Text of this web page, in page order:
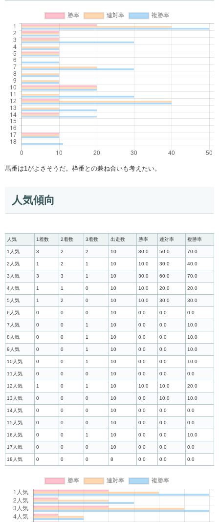
馬番は1がよさそうだ。枠番との兼ね合いも考えたい。
人気傾向
人気 1着数 2着数 3着数 出走数 勝率 連対率 複勝率
1人気 3 2 2 10 30.0 50.0 70.0
2人気 1 2 1 10 10.0 30.0 40.0
3人気 3 3 1 10 30.0 60.0 70.0
4人気 1 1 0 10 10.0 20.0 20.0
5人気 1 2 0 10 10.0 30.0 30.0
6人気 0 0 0 10 0.0 0.0 0.0
7人気 0 0 1 10 0.0 0.0 10.0
8人気 0 0 1 10 0.0 0.0 10.0
9人気 0 0 1 10 0.0 0.0 10.0
10人気 0 0 1 10 0.0 0.0 10.0
11人気 0 0 0 10 0.0 0.0 0.0
12人気 1 0 1 10 10.0 10.0 20.0
13人気 0 0 0 10 0.0 10.0 10.0
14人気 0 0 0 10 0.0 0.0 0.0
15人気 0 0 0 10 0.0 0.0 0.0
16人気 0 0 1 10 0.0 0.0 10.0
17人気 0 0 0 10 0.0 0.0 0.0
18人気 0 0 0 8 0.0 0.0 0.0